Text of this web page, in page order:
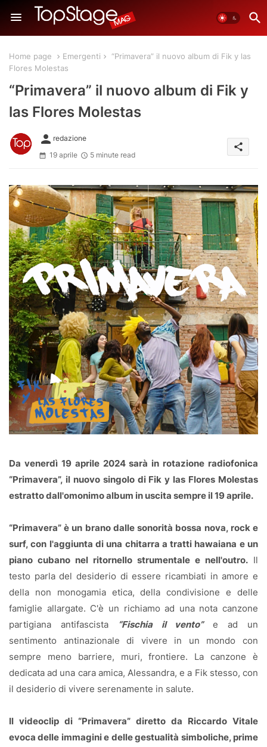
Home page Emergenti
“Primavera” il nuovo album di Fik y las
Flores Molestas
“Primavera” il nuovo album di Fik y
las Flores Molestas
person redazione
19 aprile
5 minute read
share
Da venerdì 19 aprile 2024 sarà in rotazione radiofonica
“Primavera”, il nuovo singolo di Fik y las Flores Molestas
estratto dall'omonimo album in uscita sempre il 19 aprile.
“Primavera” è un brano dalle sonorità bossa nova, rock e
surf, con l'aggiunta di una chitarra a tratti hawaiana e un
piano cubano nel ritornello strumentale e nell'outro. Il
testo parla del desiderio di essere ricambiati in amore e
della non monogamia etica, della condivisione e delle
famiglie allargate. C'è un richiamo ad una nota canzone
partigiana antifascista
“Fischia il vento”e ad un
sentimento antinazionale di vivere in un mondo con
sempre meno barriere, muri, frontiere. La canzone è
dedicata ad una cara amica, Alessandra, e a Fik stesso, con
il desiderio di vivere serenamente in salute.
Il videoclip di “Primavera” diretto da Riccardo Vitale
evoca delle immagini e delle gestualità simboliche, prime